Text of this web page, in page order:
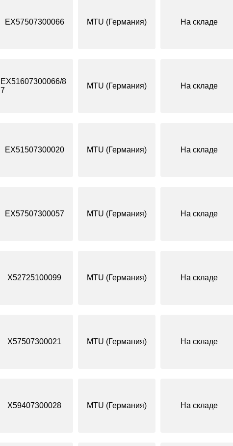
EX57507300066 MTU (Германия) На складе
EX51607300066/8
7
MTU (Германия) На складе
EX51507300020 MTU (Германия) На складе
EX57507300057 MTU (Германия) На складе
X52725100099 MTU (Германия) На складе
X57507300021 MTU (Германия) На складе
X59407300028 MTU (Германия) На складе